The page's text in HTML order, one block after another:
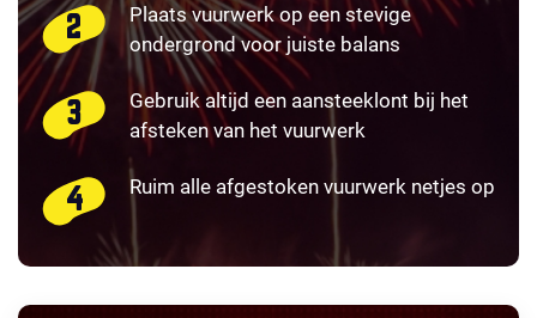
Plaats vuurwerk op een stevige
ondergrond voor juiste balans
Gebruik altijd een aansteeklont bij het
afsteken van het vuurwerk
Ruim alle afgestoken vuurwerk netjes op